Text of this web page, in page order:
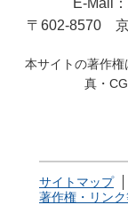
〒602-8570 京
本サイトの著作
真・
サイトマップ
著作権・リン